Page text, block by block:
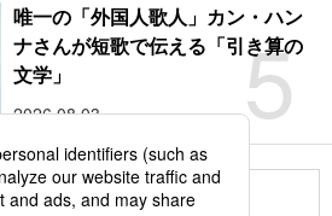
5
唯一の「外国人歌人」カン・ハン
ナさんが短歌で伝える「引き算の
文学」
2026.08.03
もっと見る